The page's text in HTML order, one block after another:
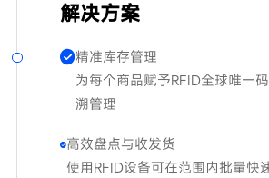
解决方案
精准库存管理
为每个商品赋予RFID全球唯一
溯管理
高效盘点与收发货
使用RFID设备可在范围内批量快